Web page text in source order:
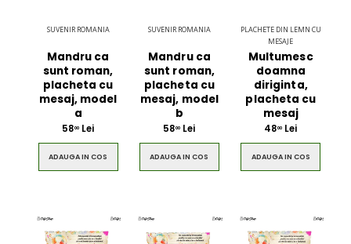
SUVENIR ROMANIA
Mandru ca
sunt roman,
placheta cu
mesaj, model
a
5800 Lei
ADAUGA IN COS
SUVENIR ROMANIA
Mandru ca
sunt roman,
placheta cu
mesaj, model
b
5800 Lei
ADAUGA IN COS
PLACHETE DIN LEMN CU
MESAJE
Multumesc
doamna
diriginta,
placheta cu
mesaj
4800 Lei
ADAUGA IN COS